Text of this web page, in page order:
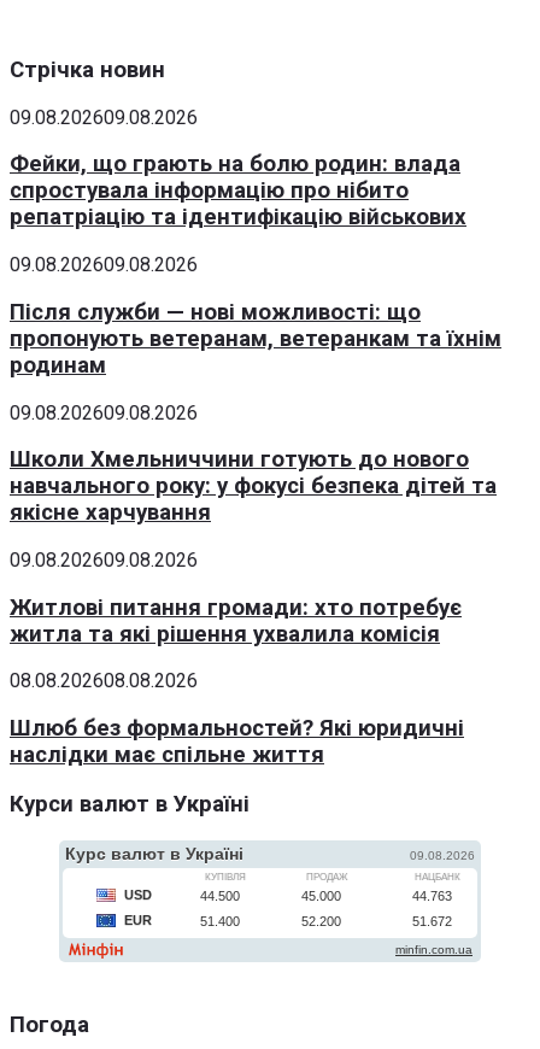
Стрічка новин
09.08.202609.08.2026
Фейки, що грають на болю родин: влада
спростувала інформацію про нібито
репатріацію та ідентифікацію військових
09.08.202609.08.2026
Після служби — нові можливості: що
пропонують ветеранам, ветеранкам та їхнім
родинам
09.08.202609.08.2026
Школи Хмельниччини готують до нового
навчального року: у фокусі безпека дітей та
якісне харчування
09.08.202609.08.2026
Житлові питання громади: хто потребує
житла та які рішення ухвалила комісія
08.08.202608.08.2026
Шлюб без формальностей? Які юридичні
наслідки має спільне життя
Курси валют в Україні
Погода